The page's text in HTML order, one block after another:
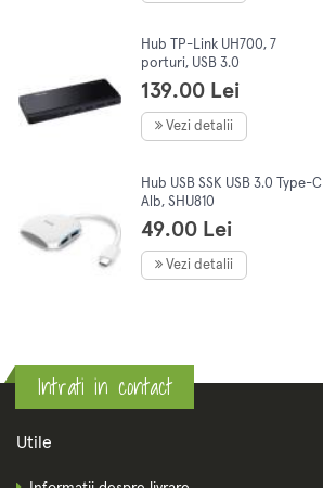
Hub TP-Link UH700, 7
porturi, USB 3.0
139.00 Lei
Vezi detalii
Hub USB SSK USB 3.0 Type-C
Alb, SHU810
49.00 Lei
Vezi detalii
Intrati in contact
Utile